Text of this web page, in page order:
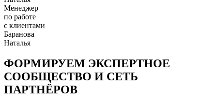
Менеджер
по работе
с клиентами
Баранова
Наталья
ФОРМИРУЕМ ЭКСПЕРТНОЕ
СООБЩЕСТВО И СЕТЬ
ПАРТНЁРОВ